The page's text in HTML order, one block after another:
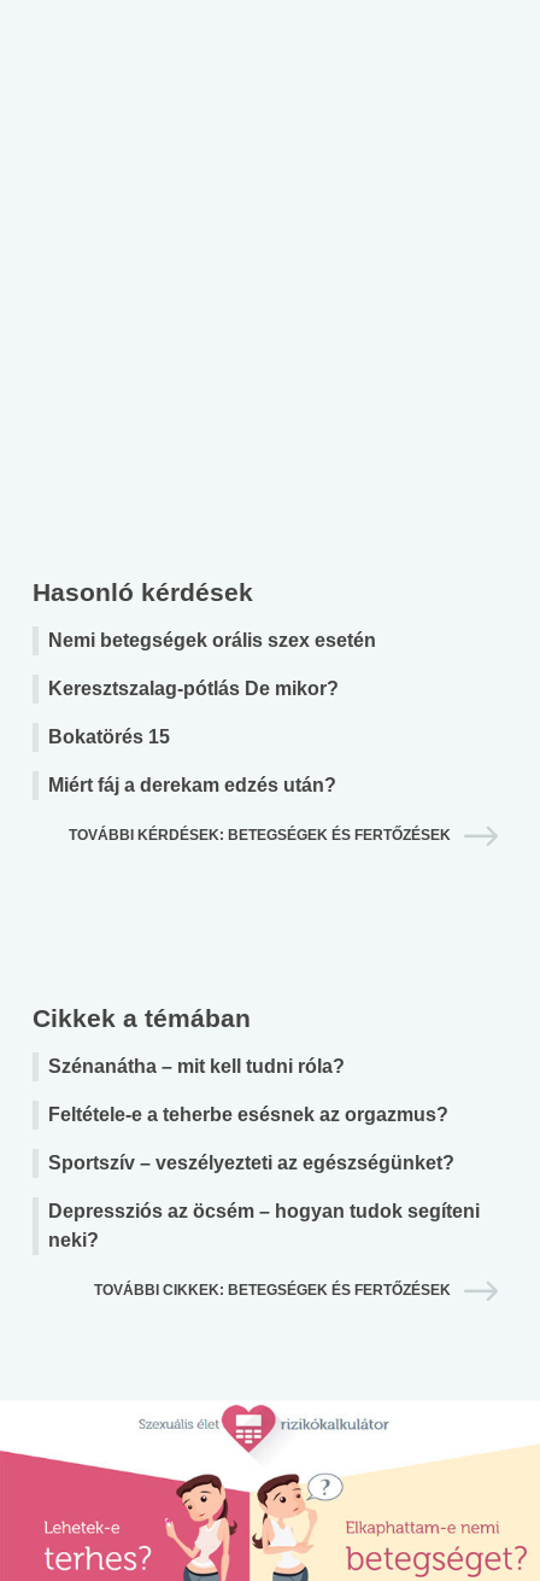
Hasonló kérdések
Nemi betegségek orális szex esetén
Keresztszalag-pótlás De mikor?
Bokatörés 15
Miért fáj a derekam edzés után?
TOVÁBBI KÉRDÉSEK: BETEGSÉGEK ÉS FERTŐZÉSEK
Cikkek a témában
Szénanátha – mit kell tudni róla?
Feltétele-e a teherbe esésnek az orgazmus?
Sportszív – veszélyezteti az egészségünket?
Depressziós az öcsém – hogyan tudok segíteni
neki?
TOVÁBBI CIKKEK: BETEGSÉGEK ÉS FERTŐZÉSEK